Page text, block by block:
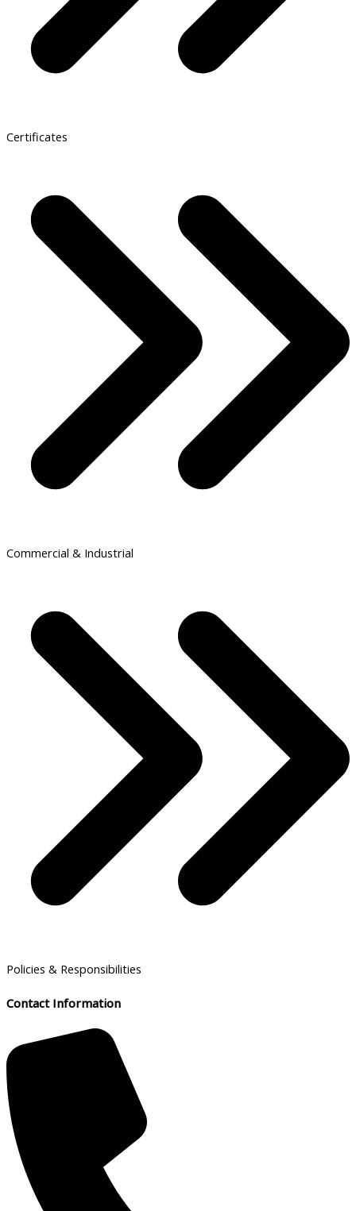
Certificates
Commercial & Industrial
Policies & Responsibilities
Contact Information